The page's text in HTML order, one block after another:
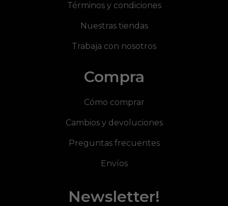
Términos y condiciones
Nuestras tiendas
Trabaja con nosotros
Compra
Cómo comprar
Cambios y devoluciones
Preguntas frecuentes
Envíos
Newsletter!